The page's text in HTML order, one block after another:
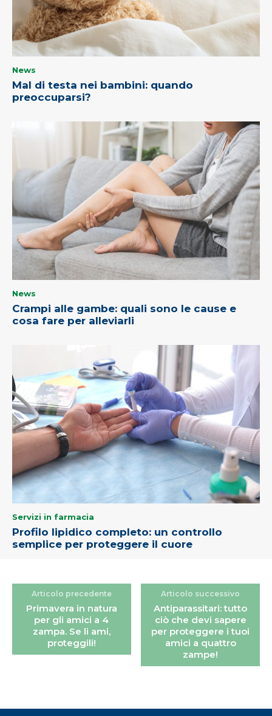
News
Mal di testa nei bambini: quando
preoccuparsi?
News
Crampi alle gambe: quali sono le cause e
cosa fare per alleviarli
Servizi in farmacia
Profilo lipidico completo: un controllo
semplice per proteggere il cuore
Articolo precedente
Primavera in natura
per gli amici a 4
zampa. Se li ami,
proteggili!
Articolo successivo
Antiparassitari: tutto
ciò che devi sapere
per proteggere i tuoi
amici a quattro
zampe!